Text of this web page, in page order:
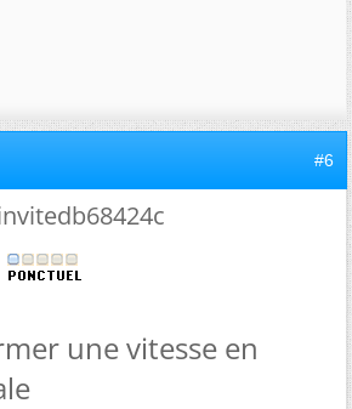
#6
une vitesse en